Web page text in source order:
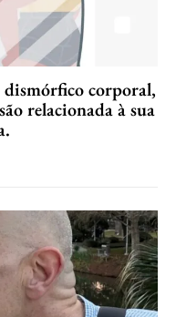
corporal,
relacionada à sua